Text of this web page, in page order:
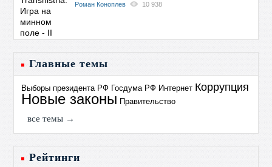
Роман Коноплев 10 938
Главные темы
Выборы президента РФ Госдума РФ Интернет Коррупция
Новые законы Правительство
все темы →
Рейтинги